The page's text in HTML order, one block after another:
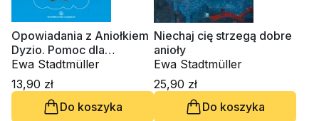
Opowiadania z Aniołkiem
Dyzio. Pomoc dla
rodziców i katechetów
Ewa Stadtmüller
13,90 zł
Do koszyka
Niechaj cię strzegą dobre
anioły
Ewa Stadtmüller
25,90 zł
Do koszyka